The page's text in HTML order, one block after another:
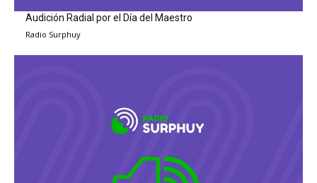
Audición Radial por el Día del Maestro
Radio Surphuy